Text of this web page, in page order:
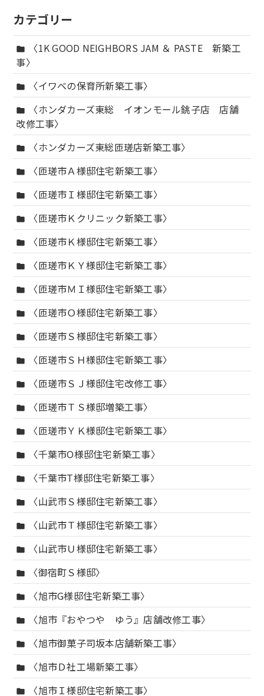
カテゴリー
folder
〈1K GOOD NEIGHBORS JAM ＆ PASTE 新築工
事〉
folder 〈イワベの保育所新築工事〉
folder
〈ホンダカーズ東総 イオンモール銚子店 店舗
改修工事〉
folder 〈ホンダカーズ東総匝瑳店新築工事〉
folder 〈匝瑳市Ａ様邸住宅新築工事〉
folder 〈匝瑳市Ｉ様邸住宅新築工事〉
folder 〈匝瑳市Ｋクリニック新築工事〉
folder 〈匝瑳市Ｋ様邸住宅新築工事〉
folder 〈匝瑳市ＫＹ様邸住宅新築工事〉
folder 〈匝瑳市ＭＩ様邸住宅新築工事〉
folder 〈匝瑳市Ｏ様邸住宅新築工事〉
folder 〈匝瑳市Ｓ様邸住宅新築工事〉
folder 〈匝瑳市ＳＨ様邸住宅新築工事〉
folder 〈匝瑳市ＳＪ様邸住宅改修工事〉
folder 〈匝瑳市ＴＳ様邸増築工事〉
folder 〈匝瑳市ＹＫ様邸住宅新築工事〉
folder 〈千葉市O様邸住宅新築工事〉
folder 〈千葉市T様邸住宅新築工事〉
folder 〈山武市Ｓ様邸住宅新築工事〉
folder 〈山武市Ｔ様邸住宅新築工事〉
folder 〈山武市Ｕ様邸住宅新築工事〉
folder 〈御宿町Ｓ様邸〉
folder 〈旭市G様邸住宅新築工事〉
folder 〈旭市『おやつや ゆう』店舗改修工事〉
folder 〈旭市御菓子司坂本店舗新築工事〉
folder 〈旭市Ｄ社工場新築工事〉
folder 〈旭市Ｉ様邸住宅新築工事〉